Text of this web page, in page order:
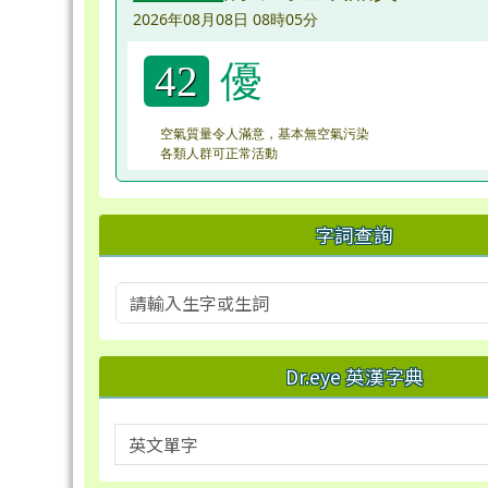
2026年08月08日 08時05分
42 優
空氣質量令人滿意，基本無空氣污染
各類人群可正常活動
字詞查詢
Dr.eye 英漢字典
英文單字